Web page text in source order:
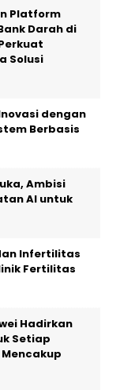
Platform
Darah di
Solusi
dengan
Berbasis
Ambisi
AI untuk
Infertilitas
Fertilitas
Hadirkan
Setiap